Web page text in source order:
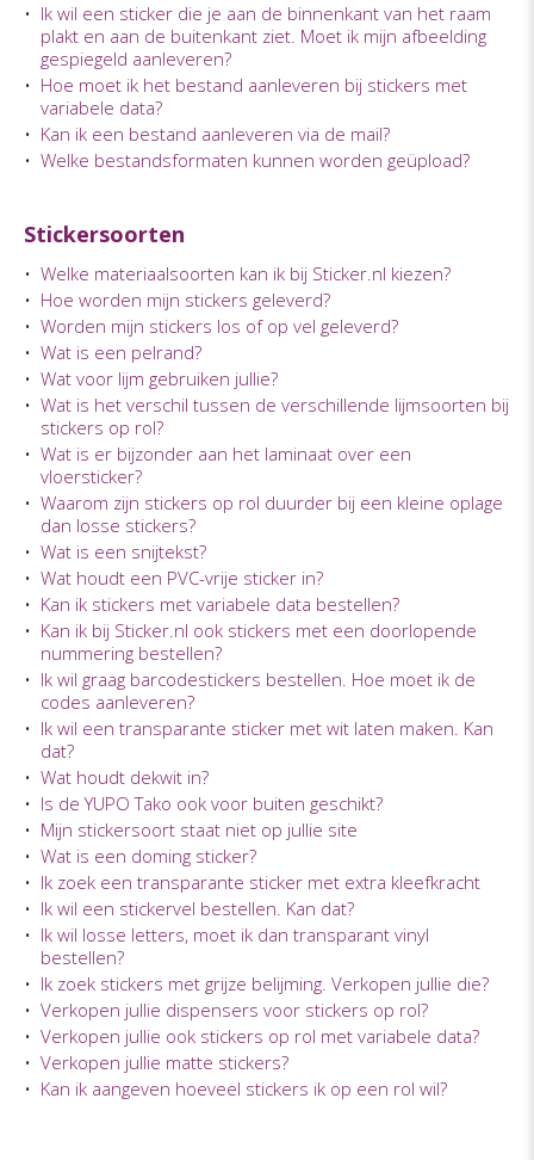
• Ik wil een sticker die je aan de binnenkant van het raam
plakt en aan de buitenkant ziet. Moet ik mijn afbeelding
gespiegeld aanleveren?
• Hoe moet ik het bestand aanleveren bij stickers met
variabele data?
• Kan ik een bestand aanleveren via de mail?
• Welke bestandsformaten kunnen worden geüpload?
Stickersoorten
• Welke materiaalsoorten kan ik bij Sticker.nl kiezen?
• Hoe worden mijn stickers geleverd?
• Worden mijn stickers los of op vel geleverd?
• Wat is een pelrand?
• Wat voor lijm gebruiken jullie?
• Wat is het verschil tussen de verschillende lijmsoorten bij
stickers op rol?
• Wat is er bijzonder aan het laminaat over een
vloersticker?
• Waarom zijn stickers op rol duurder bij een kleine oplage
dan losse stickers?
• Wat is een snijtekst?
• Wat houdt een PVC-vrije sticker in?
• Kan ik stickers met variabele data bestellen?
• Kan ik bij Sticker.nl ook stickers met een doorlopende
nummering bestellen?
• Ik wil graag barcodestickers bestellen. Hoe moet ik de
codes aanleveren?
• Ik wil een transparante sticker met wit laten maken. Kan
dat?
• Wat houdt dekwit in?
• Is de YUPO Tako ook voor buiten geschikt?
• Mijn stickersoort staat niet op jullie site
• Wat is een doming sticker?
• Ik zoek een transparante sticker met extra kleefkracht
• Ik wil een stickervel bestellen. Kan dat?
• Ik wil losse letters, moet ik dan transparant vinyl
bestellen?
• Ik zoek stickers met grijze belijming. Verkopen jullie die?
• Verkopen jullie dispensers voor stickers op rol?
• Verkopen jullie ook stickers op rol met variabele data?
• Verkopen jullie matte stickers?
• Kan ik aangeven hoeveel stickers ik op een rol wil?